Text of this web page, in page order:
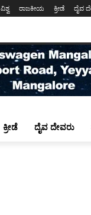
ವಿಶ್ವ ರಾಜಕೀಯ ಕ್ರೀಡೆ ದೈವ
ಕ್ರೀಡೆ ದೈವ ದೇವರು